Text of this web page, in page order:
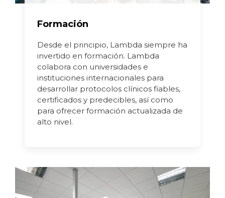
Formación
Desde el principio, Lambda siempre ha
invertido en formación. Lambda
colabora con universidades e
instituciones internacionales para
desarrollar protocolos clínicos fiables,
certificados y predecibles, así como
para ofrecer formación actualizada de
alto nivel.